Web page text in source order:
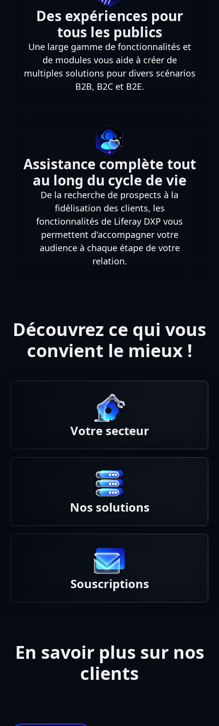
Des expériences pour
tous les publics
Une large gamme de fonctionnalités et
de modules vous aide à créer de
multiples solutions pour divers scénarios
B2B, B2C et B2E.
Assistance complète tout
au long du cycle de vie
De la recherche de prospects à la
fidélisation des clients, les
fonctionnalités de Liferay DXP vous
permettent d'accompagner votre
audience à chaque étape de votre
relation.
Découvrez ce qui vous
convient le mieux !
Votre secteur
Nos solutions
Souscriptions
En savoir plus sur nos
clients